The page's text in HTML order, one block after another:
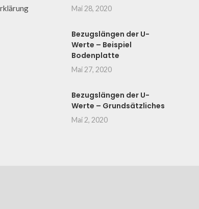
Mai 28, 2020
Bezugslängen der U-
Werte – Beispiel
Bodenplatte
Mai 27, 2020
Bezugslängen der U-
Werte – Grundsätzliches
Mai 2, 2020